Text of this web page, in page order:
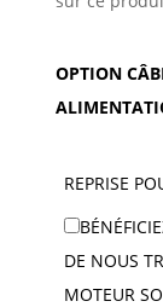
OPTION
REPRISE
DE NOUS
MOTEUR